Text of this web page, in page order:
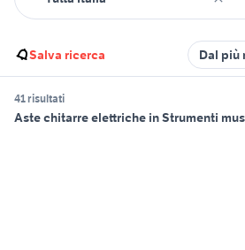
Salva ricerca Dal più
41 risultati
Aste chitarre elettriche in Strumenti